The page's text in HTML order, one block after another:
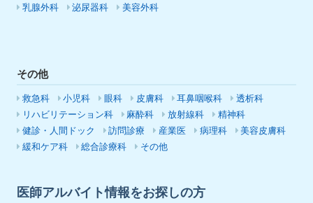
乳腺外科
泌尿器科 美容外科
その他
救急科 小児科 眼科 皮膚科 耳鼻咽喉科
透析科
リハビリテーション科
麻酔科 放射線科
精神科
健診・人間ドック
訪問診療 産業医 病理科
美容皮膚科
緩和ケア科
総合診療科 その他
医師アルバイト情報をお探しの方